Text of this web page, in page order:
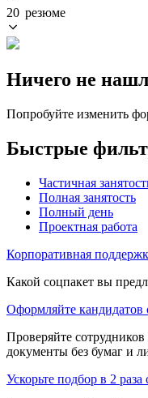
20 резюме
Ничего не
Попробуйте изменить
Быстрые
Частичная
Полная занятость
Полный день
Проектная работа
Корпоративная
Какой соцпакет вы
Оформляйте кандидатов
Проверяйте
документы без бумаг и
Ускорьте подбор в 2 раза